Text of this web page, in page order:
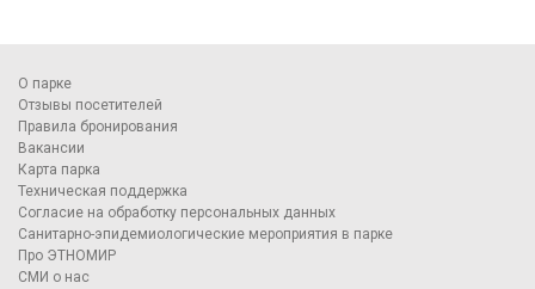
О парке
Отзывы посетителей
Правила бронирования
Вакансии
Карта парка
Техническая поддержка
Согласие на обработку персональных данных
Санитарно-эпидемиологические мероприятия в парке
Про ЭТНОМИР
СМИ о нас